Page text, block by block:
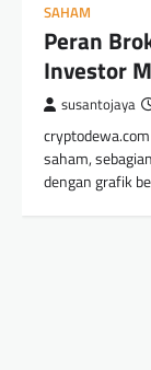
SAHAM
Peran
Investor
susantojaya
saham,
dengan grafik